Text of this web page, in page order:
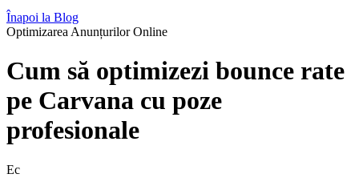
Înapoi la Blog
Optimizarea Anunțurilor Online
Cum să optimizezi bounce rate
pe Carvana cu poze
profesionale
Ec